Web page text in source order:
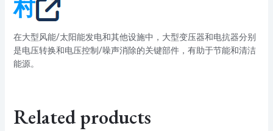
村
在大型风能/太阳能发电和其他设施中，大型变压器和电抗器分别
是电压转换和电压控制/噪声消除的关键部件，有助于节能和清洁
能源。
Related products